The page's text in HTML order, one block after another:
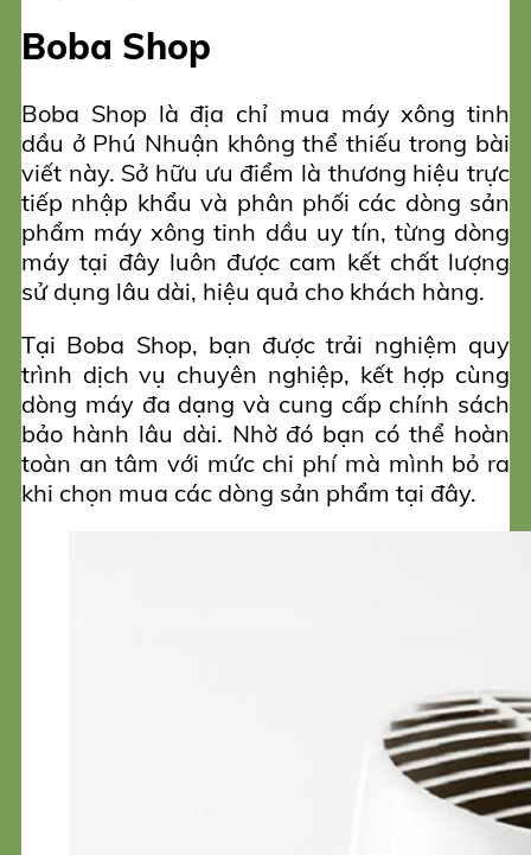
Boba Shop
Boba Shop là địa chỉ mua máy xông tinh
dầu ở Phú Nhuận không thể thiếu trong bài
viết này. Sở hữu ưu điểm là thương hiệu trực
tiếp nhập khẩu và phân phối các dòng sản
phẩm máy xông tinh dầu uy tín, từng dòng
máy tại đây luôn được cam kết chất lượng
sử dụng lâu dài, hiệu quả cho khách hàng.
Tại Boba Shop, bạn được trải nghiệm quy
trình dịch vụ chuyên nghiệp, kết hợp cùng
dòng máy đa dạng và cung cấp chính sách
bảo hành lâu dài. Nhờ đó bạn có thể hoàn
toàn an tâm với mức chi phí mà mình bỏ ra
khi chọn mua các dòng sản phẩm tại đây.